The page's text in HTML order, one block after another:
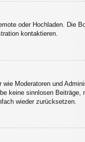
oder Hochladen. Die
kontaktieren.
Moderatoren und
keine sinnlosen Beiträge,
wieder zurücksetzen.